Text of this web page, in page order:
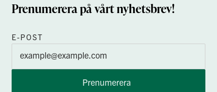
Prenumerera på vårt nyhetsbrev!
E-POST
Prenumerera